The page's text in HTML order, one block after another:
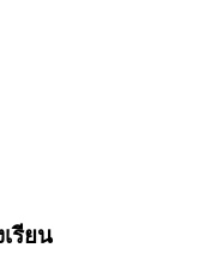
รียน